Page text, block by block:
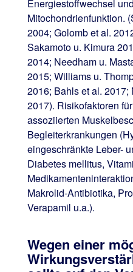
Energiestoffwechsel
Mitochondrienfunktion.
2004; Golomb et al.
Sakamoto u. Kimura
2014; Needham u.
2015; Williams u.
2016; Bahls et al. 2017;
2017). Risikofaktoren
assoziierten
Begleiterkrankungen
eingeschränkte Leber-
Diabetes mellitus,
Makrolid-Antibiotika,
Verapamil u.a.).
Wegen einer